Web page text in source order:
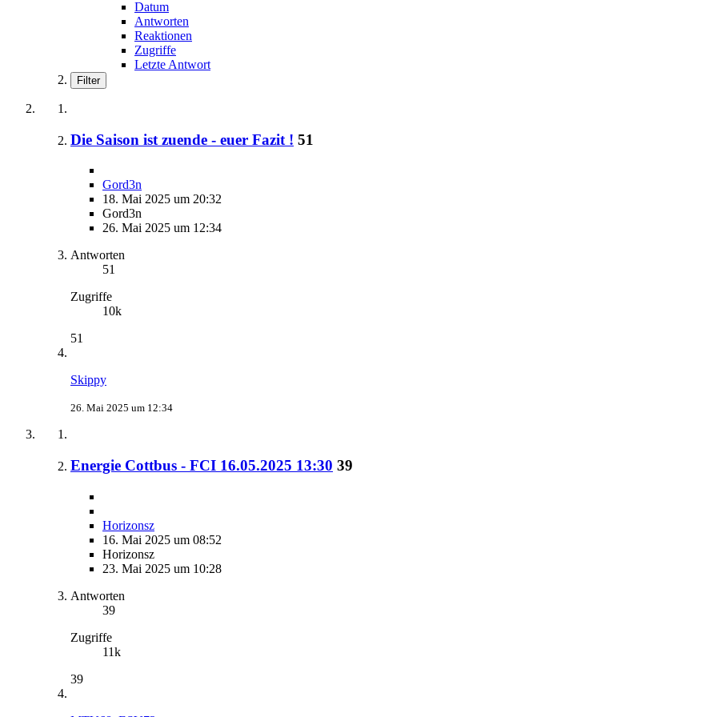
Datum
Antworten
Reaktionen
Zugriffe
Letzte Antwort
Filter
Die Saison ist zuende - euer Fazit ! 51
Gord3n
18. Mai 2025 um 20:32
Gord3n
26. Mai 2025 um 12:34
Antworten
51
Zugriffe
10k
51
Skippy
26. Mai 2025 um 12:34
Energie Cottbus - FCI 16.05.2025 13:30 39
Horizonsz
16. Mai 2025 um 08:52
Horizonsz
23. Mai 2025 um 10:28
Antworten
39
Zugriffe
11k
39